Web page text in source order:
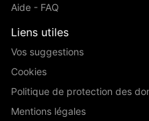
Aide - FAQ
Liens utiles
Vos suggestions
Cookies
Politique de protection des
Mentions légales